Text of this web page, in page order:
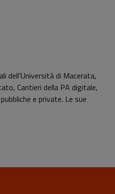
dell’Università di Macerata,
Cantieri della PA digitale,
e private. Le sue